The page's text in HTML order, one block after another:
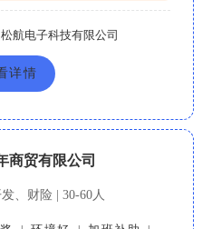
航电子科技有限公司
详情
商贸有限公司
、财险 | 30-60人